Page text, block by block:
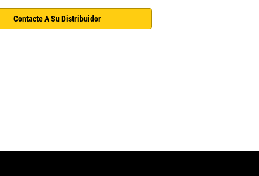
Contacte A Su Distribuidor